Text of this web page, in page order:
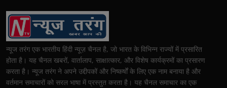
न्यूज तरंग एक भारतीय हिंदी न्यूज़ चैनल है, जो भारत के विभिन्न राज्यों में प्रसारित
होता है। यह चैनल खबरों, वार्तालाप, साक्षात्कार, और विशेष कार्यक्रमों का प्रसारण
करता है। न्यूज तरंग ने अपने उद्दीपकों और निष्कर्षों के लिए एक नाम बनाया है और
वर्तमान समाचारों को सरल भाषा में प्रस्तुत करता है। यह चैनल समाचार का एक